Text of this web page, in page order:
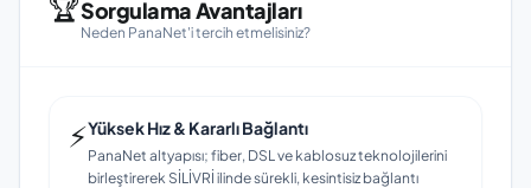
🏆Sorgulama Avantajları
Neden PanaNet'i tercih etmelisiniz?
⚡Yüksek Hız & Kararlı Bağlantı
PanaNet altyapısı; fiber, DSL ve kablosuz teknolojilerini
birleştirerek SİLİVRİ ilinde sürekli, kesintisiz bağlantı